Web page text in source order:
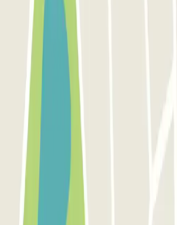
de paiement:
d'utilisation et contrat
cookies